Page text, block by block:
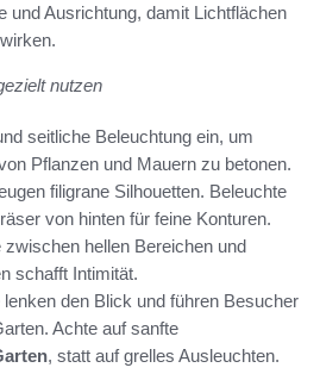
und Ausrichtung, damit Lichtflächen
nutzen
seitliche Beleuchtung ein, um
Pflanzen und Mauern zu betonen.
filigrane Silhouetten. Beleuchte
von hinten für feine Konturen.
zwischen hellen Bereichen und
schafft Intimität.
den Blick und führen Besucher
Achte auf sanfte
, statt auf grelles Ausleuchten.